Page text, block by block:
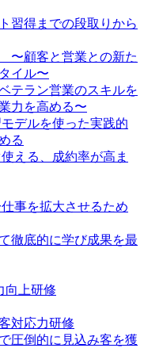
習得までの段取りから
〜顧客と営業との新た
イル〜
テラン営業のスキルを
力を高める〜
デルを使った実践的
る
える、成約率が高ま
事を拡大させるため
徹底的に学び成果を最
向上研修
対応力研修
圧倒的に見込み客を獲